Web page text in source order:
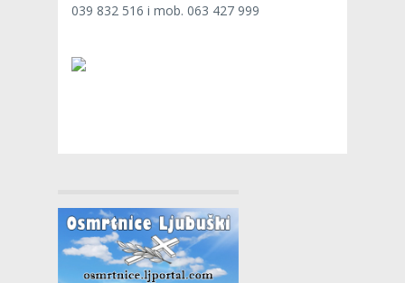
039 832 516 i mob. 063 427 999